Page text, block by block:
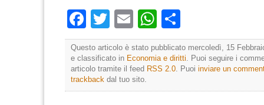
Facebook
TwitterEmailWhatsApp
Questo articolo è stato pubblicato mercoledì, 15
e classificato in Economia e diritti . Puoi seguire i
articolo tramite il feed RSS 2.0 . Puoi inviare un
trackback dal tuo sito.